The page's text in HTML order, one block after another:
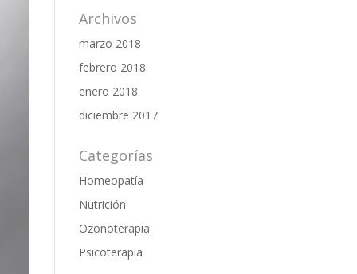
Archivos
marzo 2018
febrero 2018
enero 2018
diciembre 2017
Categorías
Homeopatía
Nutrición
Ozonoterapia
Psicoterapia